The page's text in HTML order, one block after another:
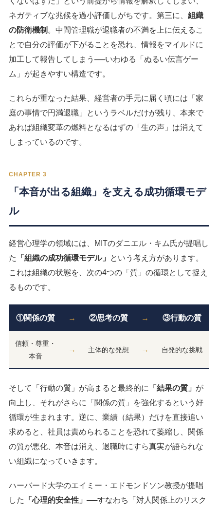
ネガティブな兆候を過小評価しがちです。第三に、 組織
の防衛機制 。中間管理職が退職者の不満を上に伝えるこ
とで自分の評価が下がることを恐れ、情報をマイルドに
加工して報告してしまう──いわゆる「ぬるい伝言ゲー
ム」が起きやすい構造です。
これらが重なった結果、経営者の手元に届く頃には「家
庭の事情で円満退職」というラベルだけが残り、本来で
あれば組織変革の燃料となるはずの「生の声」は消えて
しまっているのです。
CHAPTER 3
「本音が出る組織」を支える成功循環モデ
ル
経営心理学の領域には、MITのダニエル・キム氏が提唱し
た
「組織の成功循環モデル」
という考え方があります。
これは組織の状態を、次の4つの「質」の循環として捉え
るものです。
①関係の質 → ②思考の質 → ③行動の質
信頼・尊重・
本音
→ 主体的な発想 → 自発的な挑戦
そして「行動の質」が高まると最終的に 「結果の質」 が
向上し、それがさらに「関係の質」を強化するという好
循環が生まれます。逆に、業績（結果）だけを直接追い
求めると、社員は責められることを恐れて萎縮し、関係
の質が悪化、本音は消え、退職時にすら真実が語られな
い組織になっていきます。
ハーバード大学のエイミー・エドモンドソン教授が提唱
した
「心理的安全性」 ──すなわち「対人関係上のリスク